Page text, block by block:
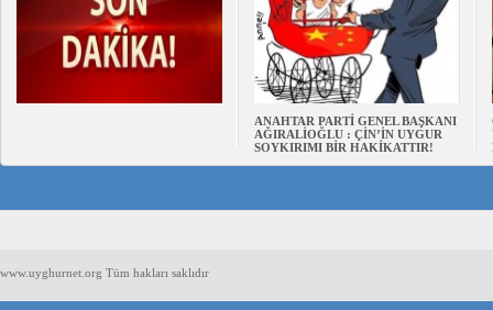
ANAHTAR PARTİ GENEL BAŞKANI
AĞIRALİOĞLU : ÇİN’İN UYGUR
SOYKIRIMI BİR HAKİKATTIR!
www.uyghurnet.org Tüm hakları saklıdır